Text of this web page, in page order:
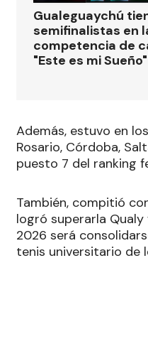
Gualeguaychú
semifinalistas en
competencia de
"Este es mi Sueño"
Además, estuvo en
Rosario, Córdoba,
puesto 7 del ranking
También, compitió
logró superarla
2026 será
tenis universitario de